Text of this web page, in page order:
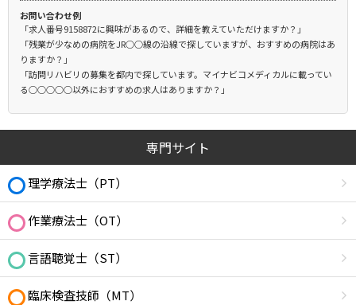
お問い合わせ例
「求人番号9158872に興味があるので、詳細を教えていただけますか？」
「残業が少なめの病院をJR○○線の沿線で探していますが、おすすめの病院はあ
りますか？」
「訪問リハビリの募集を都内で探しています。マイナビコメディカルに載ってい
る○○○○○以外におすすめの求人はありますか？」
専門サイト
理学療法士（PT）
作業療法士（OT）
言語聴覚士（ST）
臨床検査技師（MT）